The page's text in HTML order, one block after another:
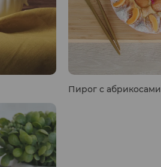
Пирог с абрикосами